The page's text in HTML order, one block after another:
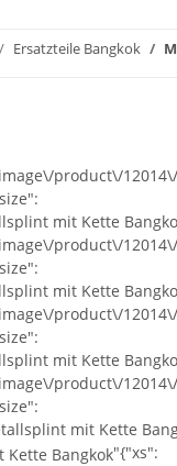
Ersatzteile Bangkok
product\/
mit Kette
product\/
mit Kette
product\/
mit Kette
product\/
mit Kette
"{"xs":